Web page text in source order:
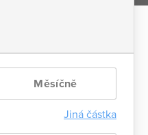
Měsíčně
Jiná částka